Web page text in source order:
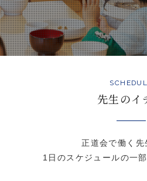
先生のイ
正道会で働く先
1日のスケジュールの一